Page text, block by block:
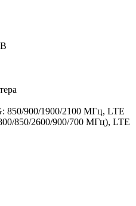
850/900/1900/2100 МГц, LTE
850/2600/900/700 МГц), LTE